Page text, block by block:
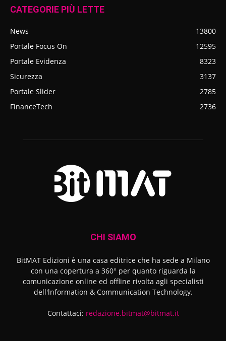
CATEGORIE PIÙ LETTE
News
13800
Portale Focus On
12595
Portale Evidenza
8323
Sicurezza
3137
Portale Slider
2785
FinanceTech
2736
CHI SIAMO
BitMAT Edizioni è una casa editrice che ha sede a Milano
con una copertura a 360° per quanto riguarda la
comunicazione online ed offline rivolta agli specialisti
dell'lnformation & Communication Technology.
Contattaci: redazione.bitmat@bitmat.it